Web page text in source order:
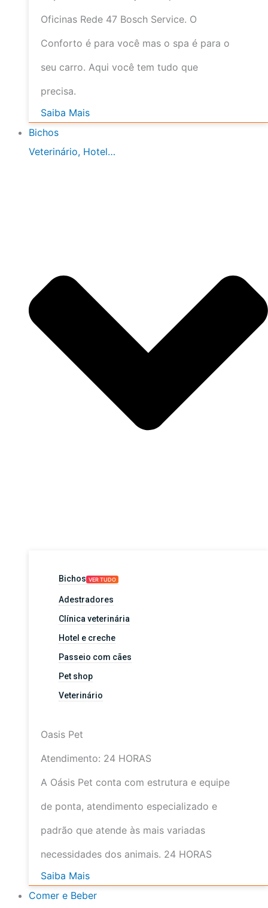
Oficinas Rede 47 Bosch Service. O
Conforto é para você mas o spa é para o
seu carro. Aqui você tem tudo que
precisa.
Saiba Mais
Bichos
Veterinário, Hotel…
Bichos VER TUDO
Adestradores
Clínica veterinária
Hotel e creche
Passeio com cães
Pet shop
Veterinário
Oasis Pet
Atendimento: 24 HORAS
A Oásis Pet conta com estrutura e equipe
de ponta, atendimento especializado e
padrão que atende às mais variadas
necessidades dos animais. 24 HORAS
Saiba Mais
Comer e Beber